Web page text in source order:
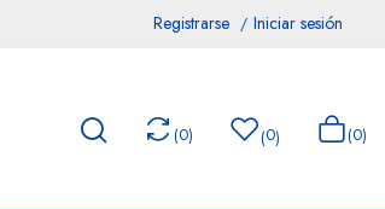
Registrarse Iniciar sesión
(0) (0) (0)